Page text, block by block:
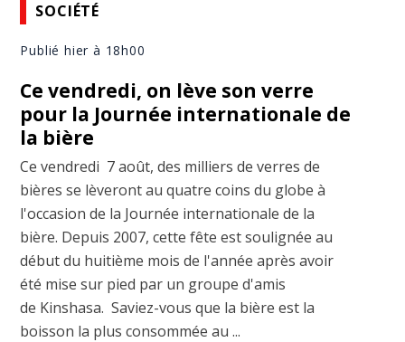
SOCIÉTÉ
Publié hier à 18h00
Ce vendredi, on lève son verre
pour la Journée internationale de
la bière
Ce vendredi 7 août, des milliers de verres de
bières se lèveront au quatre coins du globe à
l'occasion de la Journée internationale de la
bière. Depuis 2007, cette fête est soulignée au
début du huitième mois de l'année après avoir
été mise sur pied par un groupe d'amis
de Kinshasa. Saviez-vous que la bière est la
boisson la plus consommée au ...